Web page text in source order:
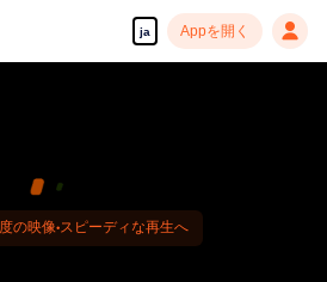
ja Appを開く
の映像•スピーディな再生へ